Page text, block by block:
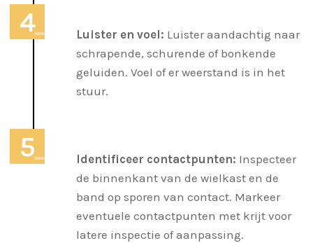
Luister en voel: Luister aandachtig naar
schrapende, schurende of bonkende
geluiden. Voel of er weerstand is in het
stuur.
Identificeer contactpunten: Inspecteer
de binnenkant van de wielkast en de
band op sporen van contact. Markeer
eventuele contactpunten met krijt voor
latere inspectie of aanpassing.